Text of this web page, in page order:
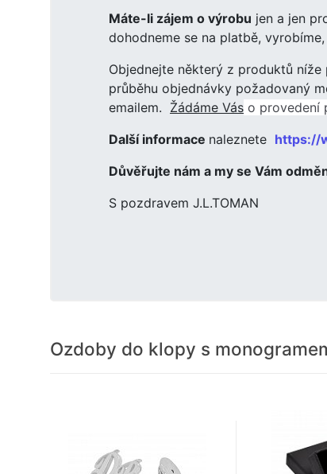
Máte-li zájem o výrobu jen a jen
dohodneme se na platbě,
Objednejte některý z produktů
průběhu objednávky požadovaný
emailem. Žádáme Vás o provedení
Další informace naleznete https://
Důvěřujte nám a my se Vám
S pozdravem J.L.TOMAN
Ozdoby do klopy s